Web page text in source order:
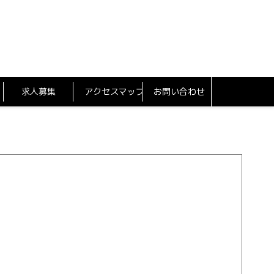
求人募集 アクセスマップ お問い合わせ